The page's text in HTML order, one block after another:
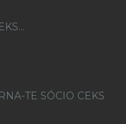
TE SÓCIO CEKS